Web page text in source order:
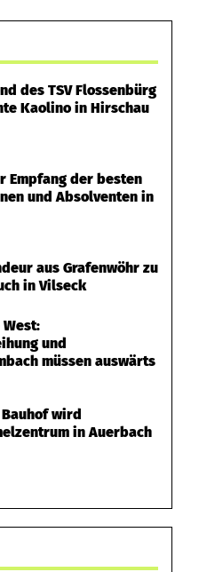
des TSV Flossenbürg
Kaolino in Hirschau
Empfang der besten
und Absolventen in
aus Grafenwöhr zu
in Vilseck
und
müssen auswärts
wird
in Auerbach